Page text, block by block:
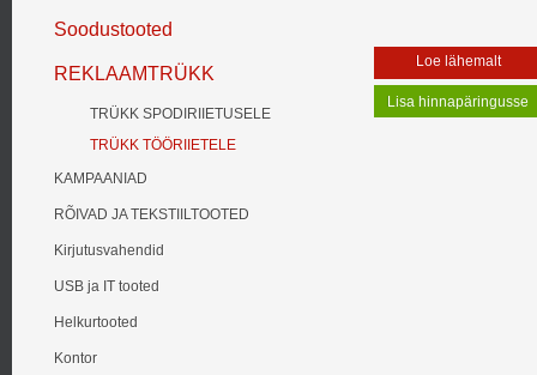
Soodustooted
REKLAAMTRÜKK
TRÜKK SPODIRIIETUSELE
TRÜKK TÖÖRIIETELE
KAMPAANIAD
RÕIVAD JA TEKSTIILTOOTED
Kirjutusvahendid
USB ja IT tooted
Helkurtooted
Kontor
Loe lähemalt